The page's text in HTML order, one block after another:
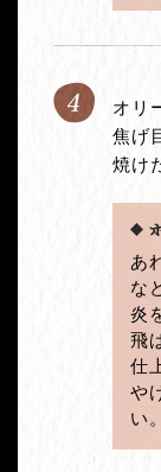
オリ
焦げ
焼け
あ
な
炎
飛
仕
や
い。